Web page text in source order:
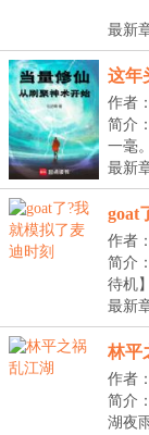
最新
这年
作者
简介
一毫
联...
最新
goat
作者
简介
待机
·GO...
最新
林平
作者
简介
湖夜